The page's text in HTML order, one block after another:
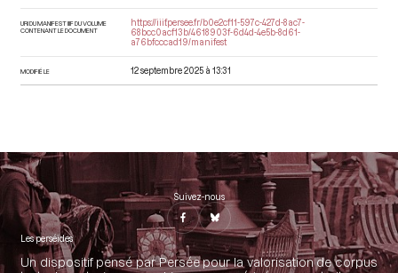
URI DU MANIFEST IIIF DU VOLUME
CONTENANT LE DOCUMENT
https://iiif.persee.fr/b0e2cf11-597c-427d-8ac7-
68bcc0acf13b/4618903f-6d4d-4e5b-8d61-
a76bfcccad19/manifest
MODIFIÉ LE 12 septembre 2025 à 13:31
Suivez-nous
Les perséides
Un dispositif pensé par Persée pour la valorisation de corpus